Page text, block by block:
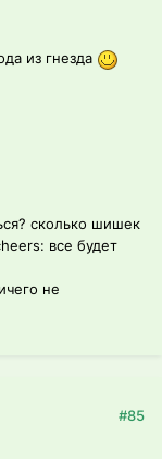
из гнезда
сколько шишек
все будет
не
#85